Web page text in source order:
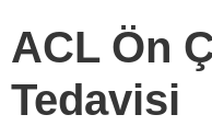
ACL Ön
Tedavisi